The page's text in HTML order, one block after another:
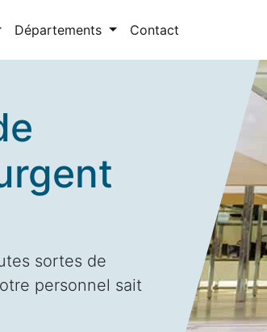
Départements Contact
sortes de
personnel sait